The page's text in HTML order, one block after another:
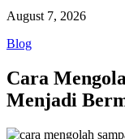
August 7, 2026
Blog
Cara
Menjadi